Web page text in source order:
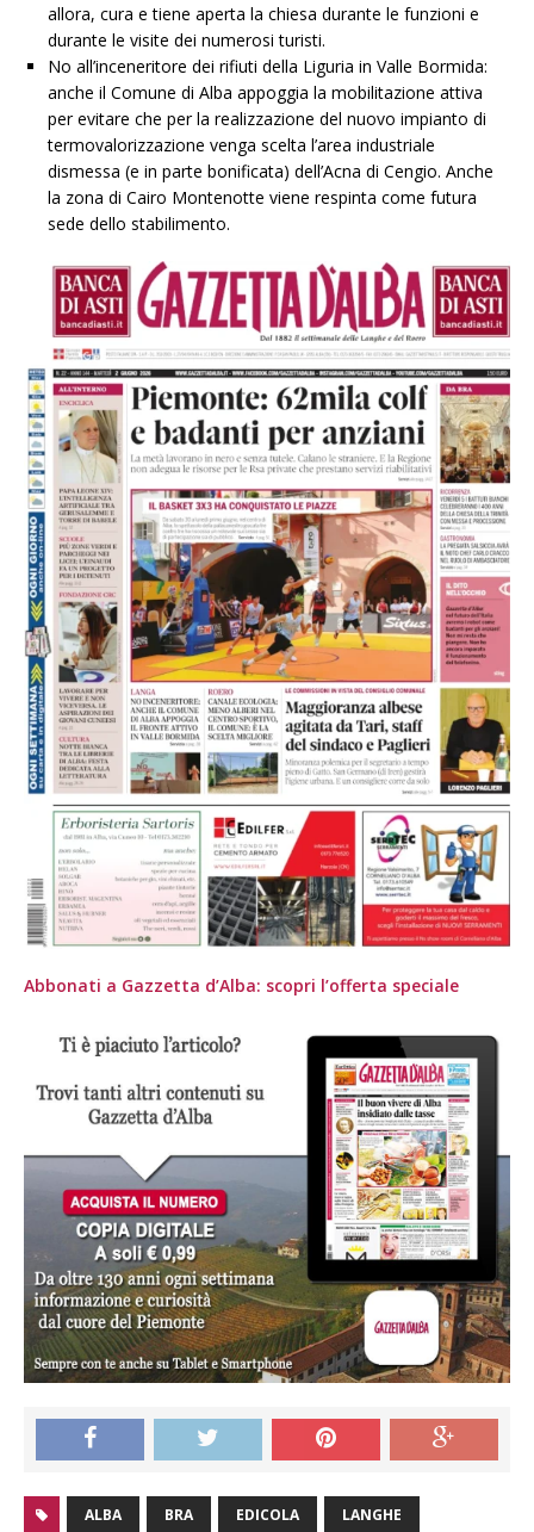
allora, cura e tiene aperta la chiesa durante le funzioni e
durante le visite dei numerosi turisti.
No all’inceneritore dei rifiuti della Liguria in Valle Bormida:
anche il Comune di Alba appoggia la mobilitazione attiva
per evitare che per la realizzazione del nuovo impianto di
termovalorizzazione venga scelta l’area industriale
dismessa (e in parte bonificata) dell’Acna di Cengio. Anche
la zona di Cairo Montenotte viene respinta come futura
sede dello stabilimento.
Abbonati a Gazzetta d’Alba: scopri l’offerta speciale
ALBA BRA EDICOLA LANGHE